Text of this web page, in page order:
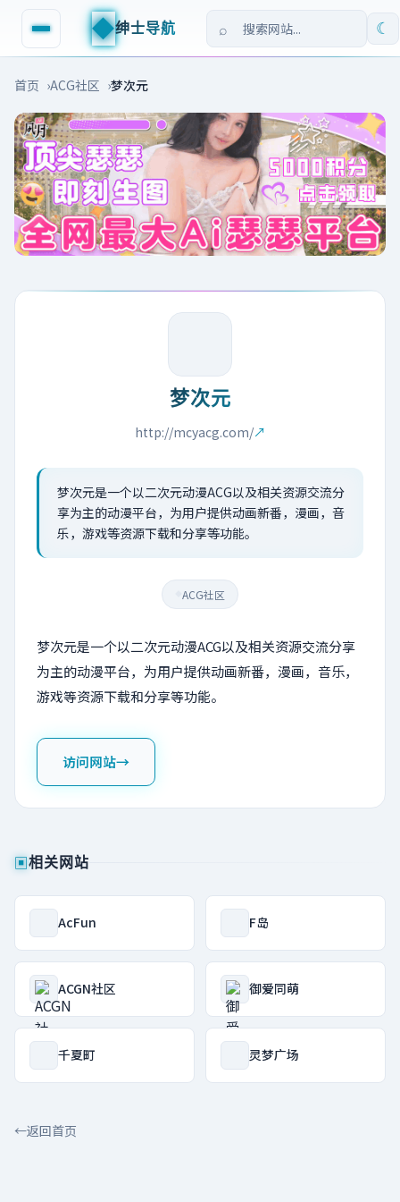
◆绅士导航 ☾
首页 ACG社区 梦次元
梦次元
http://mcyacg.com/↗
梦次元是一个以二次元动漫ACG以及相关资源交流分
享为主的动漫平台，为用户提供动画新番，漫画，音
乐，游戏等资源下载和分享等功能。
ACG社区
梦次元是一个以二次元动漫ACG以及相关资源交流分享
为主的动漫平台，为用户提供动画新番，漫画，音乐，
游戏等资源下载和分享等功能。
访问网站→
▣相关网站
AcFun F岛
ACGN社区 御爱同萌
千夏町 灵梦广场
←返回首页